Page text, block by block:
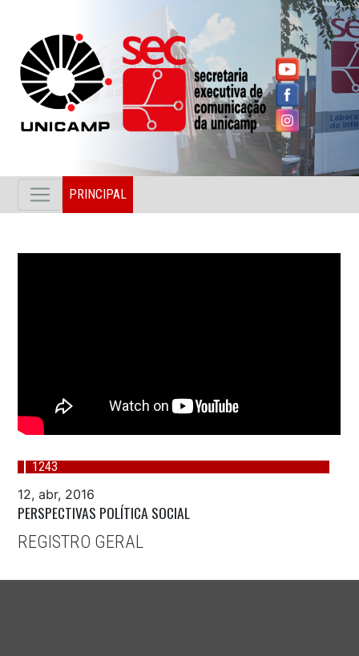
PRINCIPAL
1243
12, abr, 2016
PERSPECTIVAS POLÍTICA SOCIAL
REGISTRO GERAL